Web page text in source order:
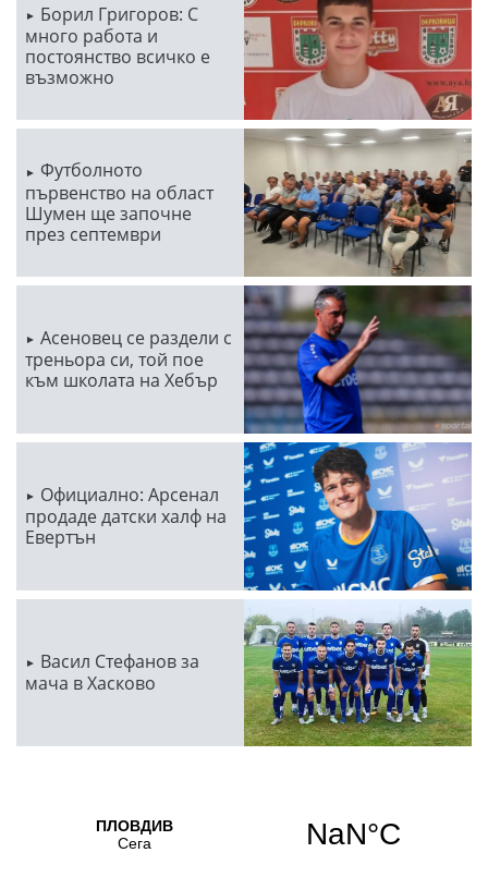
Борил Григоров: С
много работа и
постоянство всичко е
възможно
Футболното
първенство на област
Шумен ще започне
през септември
Асеновец се раздели с
треньора си, той пое
към школата на Хебър
Официално: Арсенал
продаде датски халф на
Евертън
Васил Стефанов за
мача в Хасково